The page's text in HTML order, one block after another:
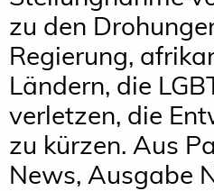
zu den
Regierung,
Ländern, die
verletzen, die
zu kürzen. Aus
News, Ausgabe